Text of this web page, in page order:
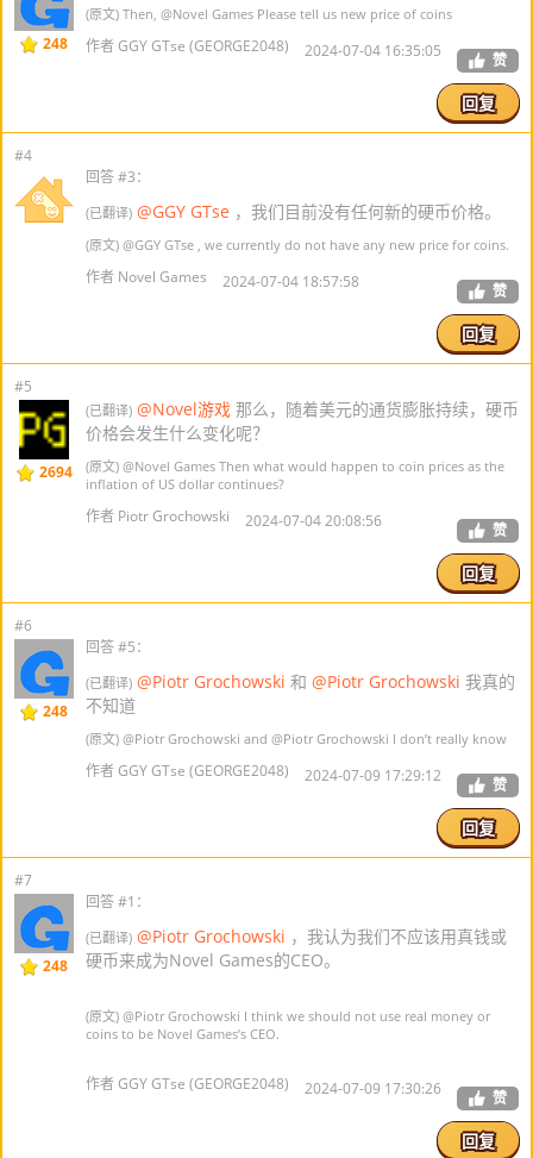
248
(原文) Then, @Novel Games Please tell us new price of coins
作者 GGY GTse (GEORGE2048) 2024-07-04 16:35:05 赞
回复
#4
回答 #3：
(已翻译) @GGY GTse ，我们目前没有任何新的硬币价格。
(原文) @GGY GTse , we currently do not have any new price for coins.
作者 Novel Games 2024-07-04 18:57:58 赞
回复
#5
2694
(已翻译) @Novel游戏 那么，随着美元的通货膨胀持续，硬币
价格会发生什么变化呢？
(原文) @Novel Games Then what would happen to coin prices as the
inflation of US dollar continues?
作者 Piotr Grochowski 2024-07-04 20:08:56 赞
回复
#6
248
回答 #5：
(已翻译) @Piotr Grochowski 和 @Piotr Grochowski 我真的
不知道
(原文) @Piotr Grochowski and @Piotr Grochowski I don’t really know
作者 GGY GTse (GEORGE2048) 2024-07-09 17:29:12 赞
回复
#7
248
回答 #1：
(已翻译) @Piotr Grochowski ，我认为我们不应该用真钱或
硬币来成为Novel Games的CEO。
(原文) @Piotr Grochowski I think we should not use real money or
coins to be Novel Games’s CEO.
作者 GGY GTse (GEORGE2048) 2024-07-09 17:30:26 赞
回复